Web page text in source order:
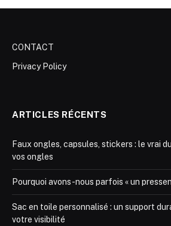
CONTACT
Privacy Policy
ARTICLES RÉCENTS
Faux ongles, capsules, stickers : le vrai
vos ongles
Pourquoi avons-nous parfois « un
Sac en toile personnalisé : un support
votre visibilité